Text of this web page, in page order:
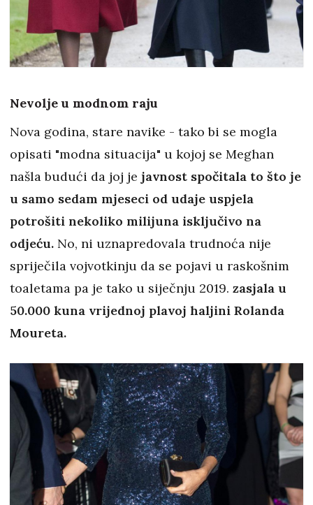
Nevolje u modnom raju
Nova godina, stare navike - tako bi se mogla
opisati "modna situacija" u kojoj se Meghan
našla budući da joj je javnost spočitala to što je
u samo sedam mjeseci od udaje uspjela
potrošiti nekoliko milijuna isključivo na
odjeću. No, ni uznapredovala trudnoća nije
spriječila vojvotkinju da se pojavi u raskošnim
toaletama pa je tako u siječnju 2019. zasjala u
50.000 kuna vrijednoj plavoj haljini Rolanda
Moureta.